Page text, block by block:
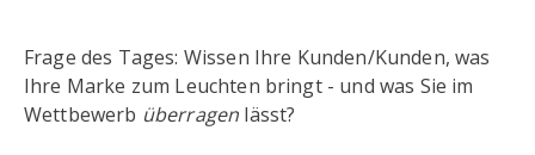
Frage des Tages: Wissen Ihre Kunden/Kunden, was
Ihre Marke zum Leuchten bringt - und was Sie im
Wettbewerb überragen lässt?